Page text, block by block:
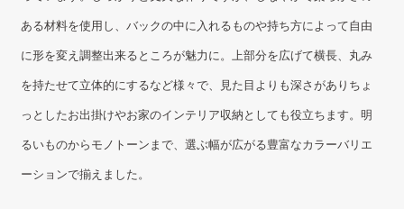
ある材料を使用し、バックの中に入れるものや持ち方によって自由
に形を変え調整出来るところが魅力に。上部分を広げて横長、丸み
を持たせて立体的にするなど様々で、見た目よりも深さがありちょ
っとしたお出掛けやお家のインテリア収納としても役立ちます。明
るいものからモノトーンまで、選ぶ幅が広がる豊富なカラーバリエ
ーションで揃えました。